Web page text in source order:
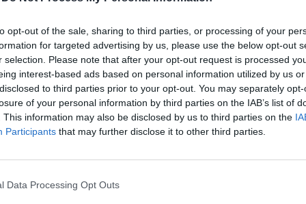
opt-out of the sale, sharing to third parties, or processing of your
for targeted advertising by us, please use the below opt-out
selection. Please note that after your opt-out request is processed
interest-based ads based on personal information utilized by us
to third parties prior to your opt-out. You may separately
of your personal information by third parties on the IAB’s list of
This information may also be disclosed by us to third parties on the
Participants that may further disclose it to other third parties.
Data Processing Opt Outs
A hulladékszállítást a szokásos munkarend szerint végzi
a fővárosban az FKF Hulladékgazdálkodási Divízió a
húsvéti ünnepek idején, a lakossági hulladékudvarok és
az ügyfélszolgálati irodák azonban zárva tartanak -
közölte a Budapesti Közművek Nonprofit Zrt. keretein
belül önállóan működő társaság csütörtökön az MTI-vel.
halottak napja miatt
2022.10.31